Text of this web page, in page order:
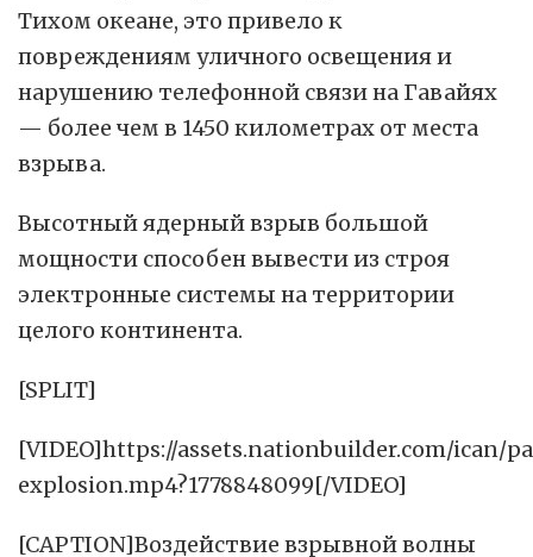
Тихом океане, это привело к
повреждениям уличного освещения и
нарушению телефонной связи на Гавайях
— более чем в 1450 километрах от места
взрыва.
Высотный ядерный взрыв большой
мощности способен вывести из строя
электронные системы на территории
целого континента.
[SPLIT]
[VIDEO]https://assets.nationbuilder.com/ican/
explosion.mp4?1778848099[/VIDEO]
[CAPTION]Воздействие взрывной волны